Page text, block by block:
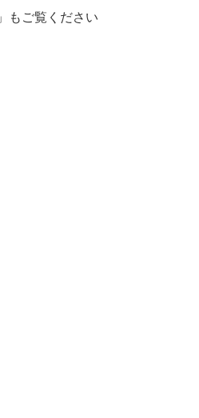
」もご覧ください